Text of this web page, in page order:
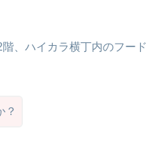
階、ハイカラ横丁内のフード
？